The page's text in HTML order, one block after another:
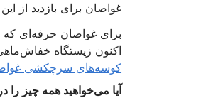
غواصان برای بازدید از
برای غواصان حرفه‌ای
اکنون زیستگاه
کوسه‌های سرچکشی
آیا می‌خواهید همه چیز را